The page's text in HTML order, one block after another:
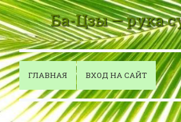
Ба-Цзы — рука
ГЛАВНАЯ ВХОД НА САЙТ